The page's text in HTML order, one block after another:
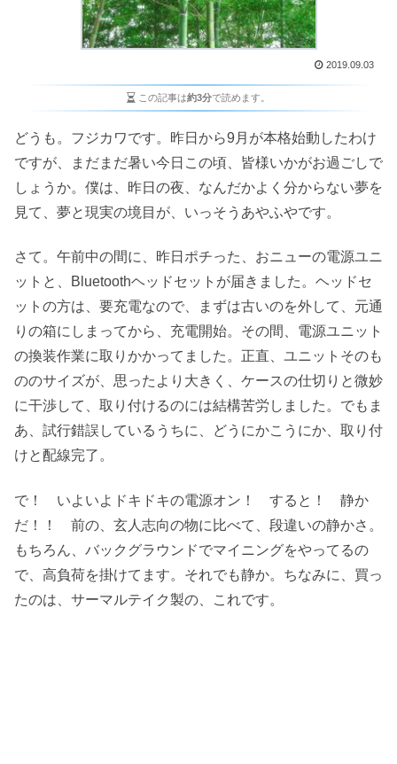
2019.09.03
この記事は約3分で読めます。
どうも。フジカワです。昨日から9月が本格始動したわけ
ですが、まだまだ暑い今日この頃、皆様いかがお過ごしで
しょうか。僕は、昨日の夜、なんだかよく分からない夢を
見て、夢と現実の境目が、いっそうあやふやです。
さて。午前中の間に、昨日ポチった、おニューの電源ユニ
ットと、Bluetoothヘッドセットが届きました。ヘッドセ
ットの方は、要充電なので、まずは古いのを外して、元通
りの箱にしまってから、充電開始。その間、電源ユニット
の換装作業に取りかかってました。正直、ユニットそのも
ののサイズが、思ったより大きく、ケースの仕切りと微妙
に干渉して、取り付けるのには結構苦労しました。でもま
あ、試行錯誤しているうちに、どうにかこうにか、取り付
けと配線完了。
で！ いよいよドキドキの電源オン！ すると！ 静か
だ！！ 前の、玄人志向の物に比べて、段違いの静かさ。
もちろん、バックグラウンドでマイニングをやってるの
で、高負荷を掛けてます。それでも静か。ちなみに、買っ
たのは、サーマルテイク製の、これです。